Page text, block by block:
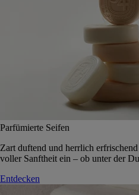
Parfümierte Seifen
Zart duftend und herrlich
voller Sanftheit ein – ob unter der
Entdecken